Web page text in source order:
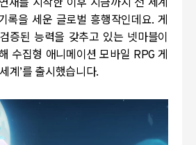
재를 시작한 이후 지금까지 전 세계
록을 세운 글로벌 흥행작인데요.게
증된 능력을 갖추고 있는 넷마블이
수집형 애니메이션 모바일 RPG게
계’를 출시했습니다.